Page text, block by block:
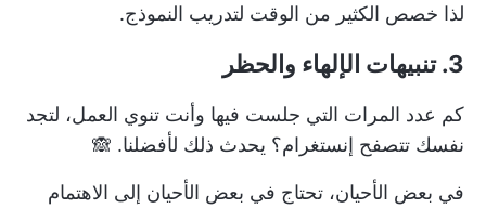
لذا خصص الكثير من الوقت لتدريب النموذج.
3. تنبيهات الإلهاء والحظر
كم عدد المرات التي جلست فيها وأنت تنوي العمل، لتجد
نفسك تتصفح إنستغرام؟ يحدث ذلك لأفضلنا. 🙈
في بعض الأحيان، تحتاج في بعض الأحيان إلى الاهتمام